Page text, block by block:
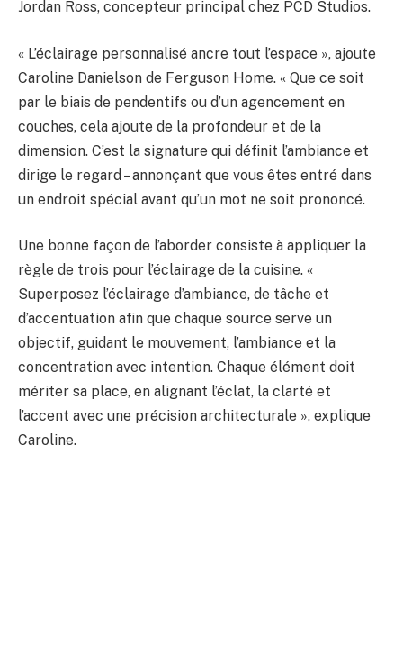
Jordan Ross, concepteur principal chez PCD Studios.
« L’éclairage personnalisé ancre tout l’espace », ajoute
Caroline Danielson de Ferguson Home. « Que ce soit
par le biais de pendentifs ou d’un agencement en
couches, cela ajoute de la profondeur et de la
dimension. C’est la signature qui définit l’ambiance et
dirige le regard – annonçant que vous êtes entré dans
un endroit spécial avant qu’un mot ne soit prononcé.
Une bonne façon de l’aborder consiste à appliquer la
règle de trois pour l’éclairage de la cuisine. «
Superposez l’éclairage d’ambiance, de tâche et
d’accentuation afin que chaque source serve un
objectif, guidant le mouvement, l’ambiance et la
concentration avec intention. Chaque élément doit
mériter sa place, en alignant l’éclat, la clarté et
l’accent avec une précision architecturale », explique
Caroline.